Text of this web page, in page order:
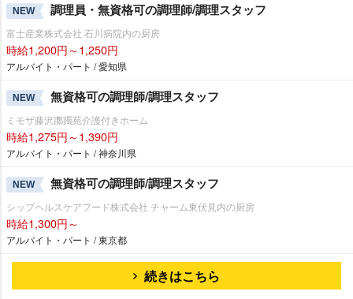
NEW 調理員・無資格可の調理師/調理スタッフ
富士産業株式会社 石川病院内の厨房
時給1,200円～1,250円
アルバイト・パート / 愛知県
NEW 無資格可の調理師/調理スタッフ
ミモザ藤沢躑躅苑介護付きホーム
時給1,275円～1,390円
アルバイト・パート / 神奈川県
NEW 無資格可の調理師/調理スタッフ
シップヘルスケアフード株式会社 チャーム東伏見内の厨房
時給1,300円～
アルバイト・パート / 東京都
続きはこちら